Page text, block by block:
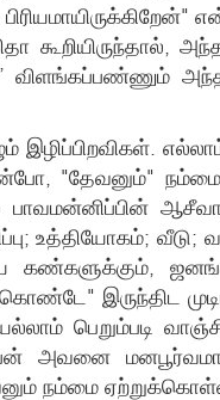
விளங்கப்பண்ணும்
"தேவனும்"
உத்தியோகம்;
கண்களுக்கும்,
இருந்திட
பெறும்படி
அவனை
நம்மை